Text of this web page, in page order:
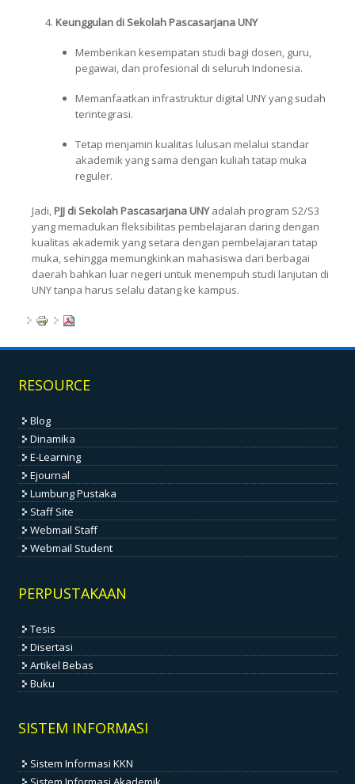
Keunggulan di Sekolah Pascasarjana UNY
Memberikan kesempatan studi bagi dosen, guru,
pegawai, dan profesional di seluruh Indonesia.
Memanfaatkan infrastruktur digital UNY yang sudah
terintegrasi.
Tetap menjamin kualitas lulusan melalui standar
akademik yang sama dengan kuliah tatap muka
reguler.
Jadi, PJJ di Sekolah Pascasarjana UNYadalah program S2/S3
yang memadukan fleksibilitas pembelajaran daring dengan
kualitas akademik yang setara dengan pembelajaran tatap
muka, sehingga memungkinkan mahasiswa dari berbagai
daerah bahkan luar negeri untuk menempuh studi lanjutan di
UNY tanpa harus selalu datang ke kampus.
RESOURCE
Blog
Dinamika
E-Learning
Ejournal
Lumbung Pustaka
Staff Site
Webmail Staff
Webmail Student
PERPUSTAKAAN
Tesis
Disertasi
Artikel Bebas
Buku
SISTEM INFORMASI
Sistem Informasi KKN